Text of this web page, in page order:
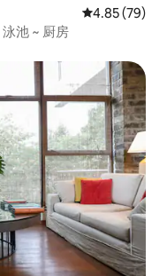
平均评分
4.85 (79)
池 ~ 厨房